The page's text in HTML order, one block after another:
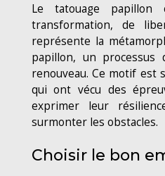
Le tatouage
transformation, de
représente la
papillon, un processus
renouveau. Ce motif est
qui ont vécu des
exprimer leur
surmonter les obstacles.
Choisir le bon